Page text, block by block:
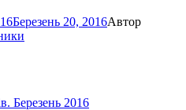
Березень 20, 2016Автор
Березень 2016